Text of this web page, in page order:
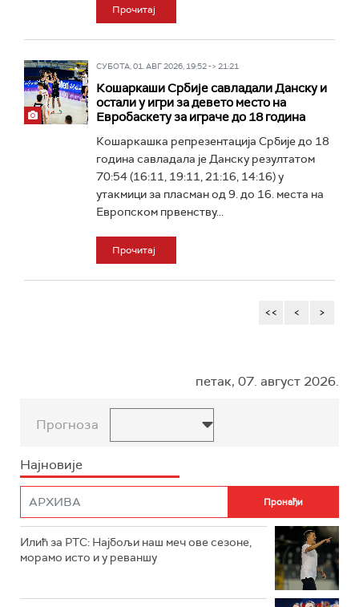
Прочитај
СУБОТА, 01. АВГ 2026, 19:52 -> 21:21
Кошаркаши Србије савладали Данску и
остали у игри за девето место на
Евробаскету за играче до 18 година
Кошаркашка репрезентација Србије до 18
година савладала је Данску резултатом
70:54 (16:11, 19:11, 21:16, 14:16) у
утакмици за пласман од 9. до 16. места на
Европском првенству...
Прочитај
<< < >
петак, 07. август 2026.
Прогноза
Најновије
Илић за РТС: Најбољи наш меч ове сезоне,
морамо исто и у реваншу